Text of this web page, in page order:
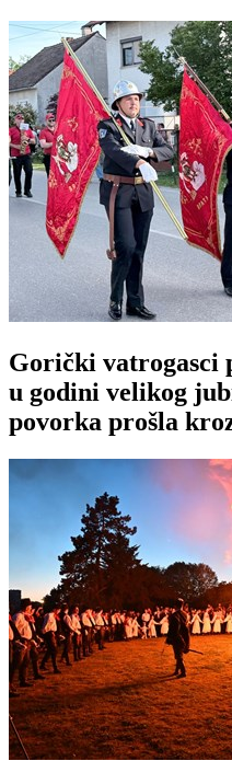
Gorički vatrogasci
u godini velikog
povorka prošla